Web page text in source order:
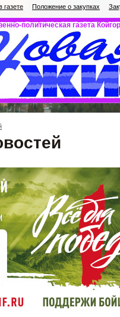
газете Положение о закупках
политическая газета